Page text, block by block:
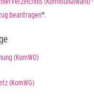
beantragen".
(KomWO)
(KomWG)